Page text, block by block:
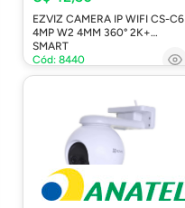
EZVIZ CAMERA IP WIFI CS-C6
4MP W2 4MM 360° 2K+
SMART
Cód: 8440